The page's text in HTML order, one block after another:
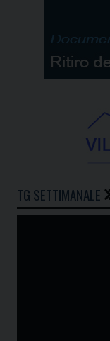
TG SETTIMANALE